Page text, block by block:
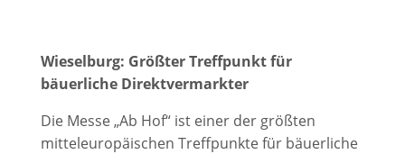
Wieselburg: Größter Treffpunkt für
bäuerliche Direktvermarkter
Die Messe „Ab Hof“ ist einer der größten
mitteleuropäischen Treffpunkte für bäuerliche